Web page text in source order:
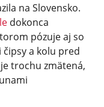
na Slovensko.
dokonca
pózuje aj so
a kolu pred
trochu zmätená,